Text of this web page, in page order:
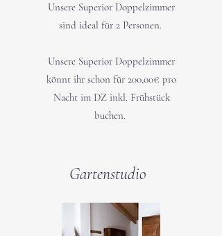
Unsere Superior Doppelzimmer
sind ideal für 2 Personen.
Unsere Superior Doppelzimmer
könnt ihr schon für 200,00€ pro
Nacht im DZ inkl. Frühstück
buchen.
Gartenstudio